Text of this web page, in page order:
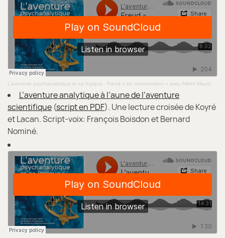
L’aventure psychanalytique et sa logique · Freud « en conversation » avec Alfred Maury
L’aventure analytique à l’aune de l’aventure
scientifique (script en PDF). Une lecture croisée de Koyré
et Lacan. Script-voix: François Boisdon et Bernard
Nominé.